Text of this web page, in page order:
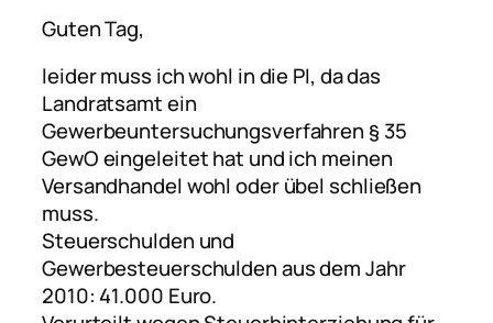
Guten Tag,
leider muss ich wohl in die PI, da das
Landratsamt ein
Gewerbeuntersuchungsverfahren § 35
GewO eingeleitet hat und ich meinen
Versandhandel wohl oder übel schließen
muss.
Steuerschulden und
Gewerbesteuerschulden aus dem Jahr
2010: 41.000 Euro.